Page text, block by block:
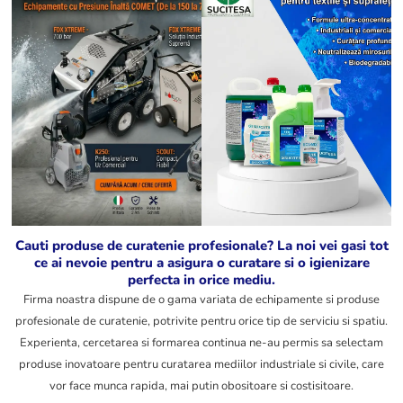
Redescopera
stralucirea casei si a
masinii tale cu o
solutie de curatare
eficienta care
economiseste timp si
protejeaza materialele
pretentioase
Vezi
produsele
Obtine o curatenie
absoluta si stralucire
de durata cu
detergentii nostri
profesionali, creati
special pentru
performanta maxima
pe orice tip de
suprafata.
Vezi
produsele
Cauti produse de curatenie profesionale? La noi vei gasi tot
ce ai nevoie pentru a asigura o curatare si o igienizare
perfecta in orice mediu.
Firma noastra dispune de o gama variata de echipamente si produse
profesionale de curatenie, potrivite pentru orice tip de serviciu si spatiu.
Experienta, cercetarea si formarea continua ne-au permis sa selectam
produse inovatoare pentru curatarea mediilor industriale si civile, care
vor face munca rapida, mai putin obositoare si costisitoare.